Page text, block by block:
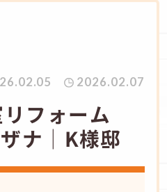
2026.02.07
フォーム
ナ│K様邸